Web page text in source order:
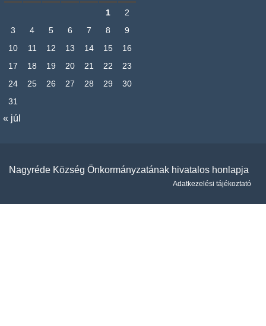
1
2
3
4 5 6 7 8
9
10
11 12 13 14 15
16
17
18 19 20 21 22
23
24
25 26 27 28 29
30
31
« júl
Nagyréde Község Önkormányzatának hivatalos honlapja
Adatkezelési tájékoztató